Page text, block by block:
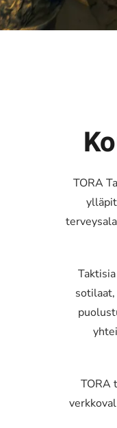
TORA
TORA